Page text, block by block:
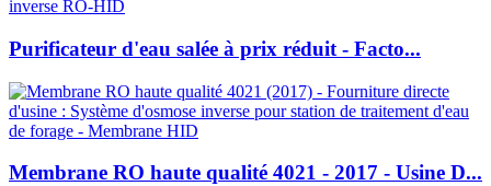
Purificateur d'eau salée à prix réduit - Facto...
Membrane RO haute qualité 4021 - 2017 - Usine D...